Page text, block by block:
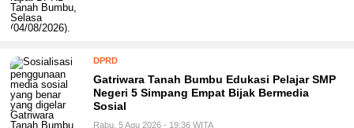
DPRD
Gatriwara Tanah Bumbu Edukasi Pelajar SMP
Negeri 5 Simpang Empat Bijak Bermedia
Sosial
Rabu, 5 Agu 2026 - 19:36 WITA